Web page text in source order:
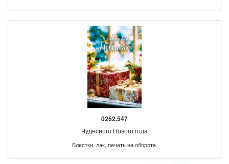
0262.547
Чудесного Нового года
Блестки, лак, печать на обороте.